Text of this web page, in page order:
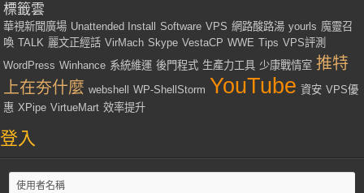
標籤雲
華視新聞廣場 Unattended Install Software VPS 網路酸路湯 yourls 魔靈召
喚 TALK 麗文正經話 VirMach Skype VestaCP WWE Tips VPS評測
WordPress Winhance 系統維運 後門程式 生產力工具 少康戰情室 推特
上在夯什麼 webshell WP-ShellStorm YouTube 資安 VPS優
惠 XPipe VirtueMart 效率提升
登入